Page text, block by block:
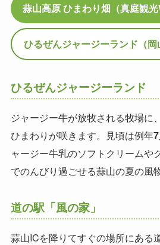
蒜山高原 ひまわり畑（真庭観
ひるぜんジャージーランド（
ひるぜんジャージーランド
ジャージー牛が放牧される牧場に
ひまわりが咲きます。見頃は例年
ャージー牛乳のソフトクリームや
でのんびり過ごせる蒜山の夏の風
道の駅「風の家」
蒜山ICを降りてすぐの場所にある